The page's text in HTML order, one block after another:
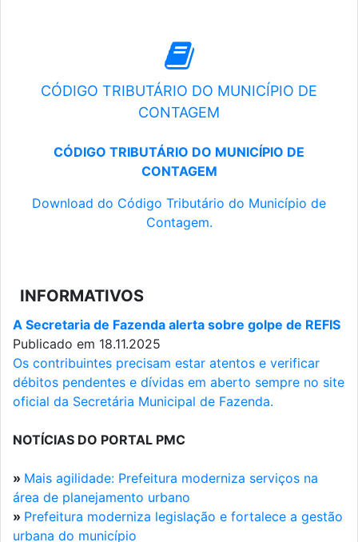
CÓDIGO TRIBUTÁRIO DO MUNICÍPIO DE
CONTAGEM
CÓDIGO TRIBUTÁRIO DO MUNICÍPIO DE
CONTAGEM
Download do Código Tributário do Município de
Contagem.
INFORMATIVOS
A Secretaria de Fazenda alerta sobre golpe de REFIS
Publicado em 18.11.2025
Os contribuintes precisam estar atentos e verificar
débitos pendentes e dívidas em aberto sempre no site
oficial da Secretária Municipal de Fazenda.
NOTÍCIAS DO PORTAL PMC
» Mais agilidade: Prefeitura moderniza serviços na
área de planejamento urbano
» Prefeitura moderniza legislação e fortalece a gestão
urbana do município